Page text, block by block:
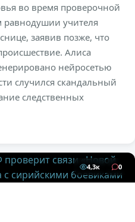
во время проверочной
учителя
заявив позже, что
Алиса
нейросетью
случился скандальный
следственных
4,3к 0